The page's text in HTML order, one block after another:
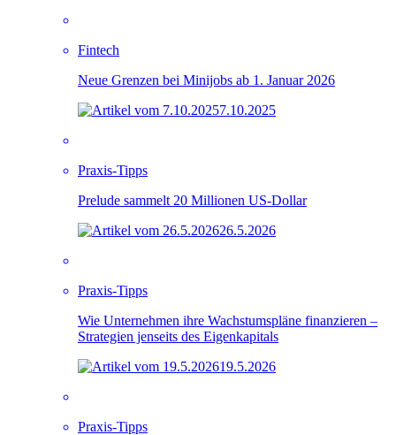
Fintech
Neue Grenzen bei Minijobs ab 1. Januar 2026
7.10.2025
Praxis-Tipps
Prelude sammelt 20 Millionen US-Dollar
26.5.2026
Praxis-Tipps
Wie Unternehmen ihre Wachstumspläne finanzieren –
Strategien jenseits des Eigenkapitals
19.5.2026
Praxis-Tipps